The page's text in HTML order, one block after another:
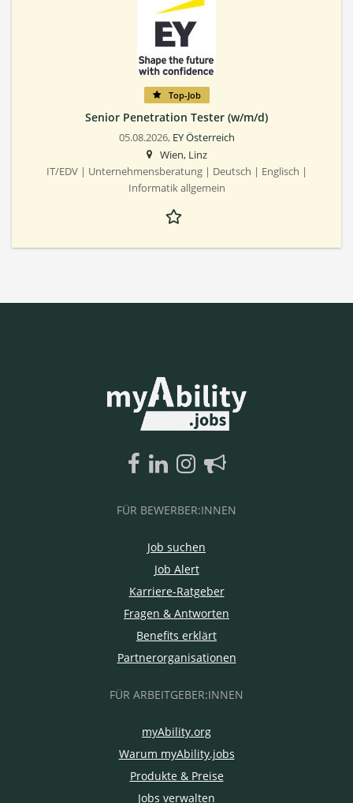
Top-Job
Senior Penetration Tester (w/m/d)
05.08.2026, EY Österreich
Wien, Linz
IT/EDV | Unternehmensberatung | Deutsch | Englisch |
Informatik allgemein
FÜR BEWERBER:INNEN
Job suchen
Job Alert
Karriere-Ratgeber
Fragen & Antworten
Benefits erklärt
Partnerorganisationen
FÜR ARBEITGEBER:INNEN
myAbility.org
Warum myAbility.jobs
Produkte & Preise
Jobs verwalten